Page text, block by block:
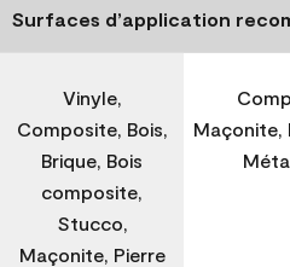
Surfaces d’application
Vinyle,
Composite, Bois,
Brique, Bois
composite,
Stucco,
Maçonite, Pierre
Maçonite,